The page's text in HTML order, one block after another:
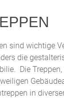
sind wichtige
die
Die
in